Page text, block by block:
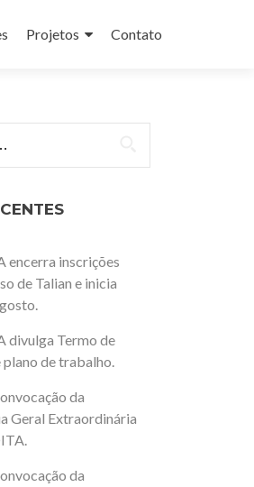
Projetos Contato
encerra inscrições
de Talian e inicia
divulga Termo de
plano de trabalho.
da
Geral Extraordinária
da